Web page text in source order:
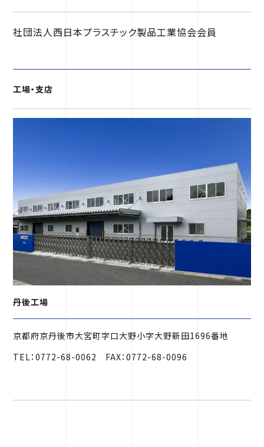
社団法人西日本プラスチック製品工業協会会員
工場・支店
丹後工場
京都府京丹後市大宮町字口大野小字大野新田1696番地
TEL：0772-68-0062 FAX：0772-68-0096